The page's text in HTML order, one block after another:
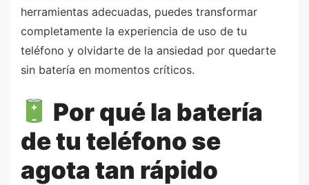
herramientas adecuadas, puedes transformar
completamente la experiencia de uso de tu
teléfono y olvidarte de la ansiedad por quedarte
sin batería en momentos críticos.
Por qué la batería
de tu teléfono se
agota tan rápido